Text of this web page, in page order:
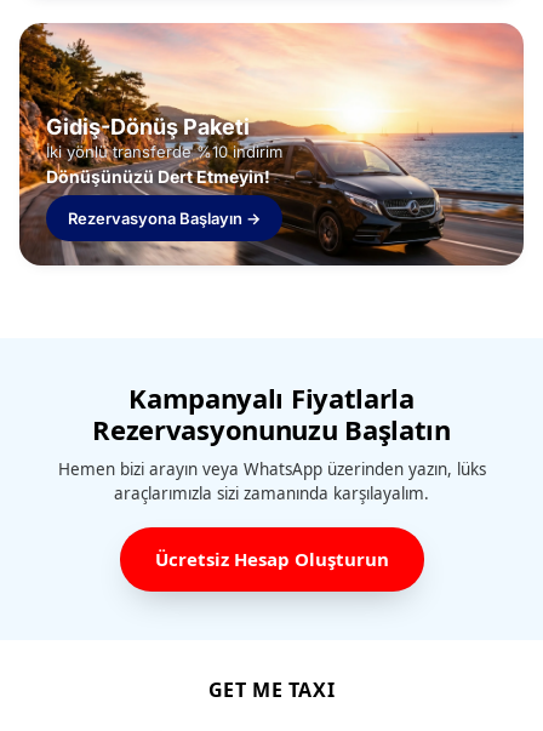
Gidiş-Dönüş Paketi
İki yönlü transferde %10 indirim
Dönüşünüzü Dert Etmeyin!
Rezervasyona Başlayın →
Kampanyalı Fiyatlarla
Rezervasyonunuzu Başlatın
Hemen bizi arayın veya WhatsApp üzerinden yazın, lüks
araçlarımızla sizi zamanında karşılayalım.
Ücretsiz Hesap Oluşturun
GET ME TAXI